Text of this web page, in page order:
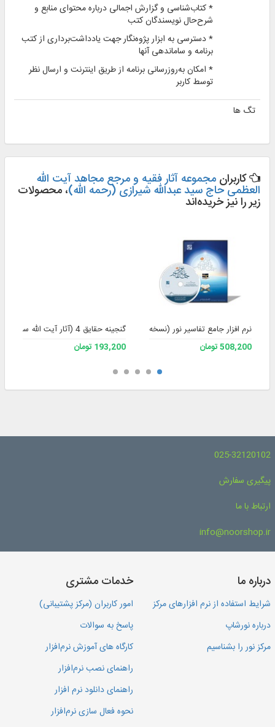
* کتاب‌شناسی و گزارش اجمالی درباره محتوای منابع و
شرح‌حال نویسندگان کتب
* دسترسی به ابزار پژوه‌نگار جهت یادداشت‌برداری از کتب
برنامه و ساماندهی آنها
* امکان به‌روزرسانی برنامه از طریق اینترنت و ارسال نظر
توسط کاربر
تگ ها
کاربران مجموعه آثار فقیه و مرجع مجاهد آیت الله
العظمی حاج سید عبدالله شیرازی (رحمه الله)، محصولات
زیر را نیز خریده‌اند
نرم افزار جامع تفاسیر نور (نسخه 4)
508,200 تومان
گنجینه حقایق 4 (آثار آیت الله سید علی حسینی میلانی حفظه الله)
193,200 تومان
025-32120102
پیگیری سفارش
ارتباط با ما
info@noorshop.ir
درباره ما
شرایط استفاده از نرم افزارهای مرکز
درباره نورشاپ
مرکز نور را بشناسیم
خدمات مشتری
امور کاربران (مرکز پشتیبانی)
پاسخ به سوالات
کارگاه های آموزش نرم‌افزار
راهنمای نصب نرم‌افزار
راهنمای دانلود نرم افزار
نحوه فعال سازی نرم‌افزار